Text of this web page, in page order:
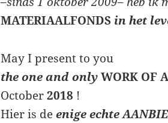
MATERIAALFONDS in het
May I present to you
the one and onlyWORK OF
October2018 !
Hier is deenige echte